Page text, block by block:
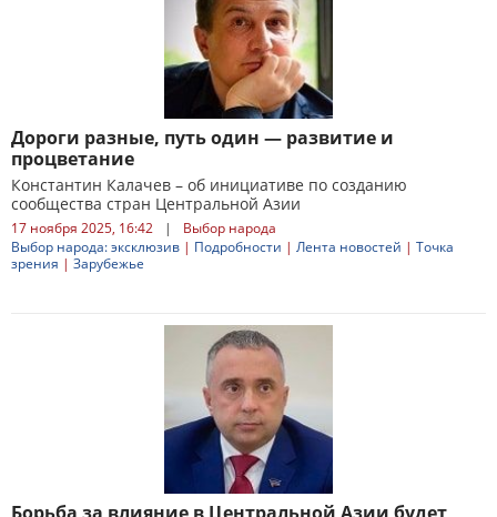
Дороги разные, путь один — развитие и
процветание
Константин Калачев – об инициативе по созданию
сообщества стран Центральной Азии
17 ноября 2025, 16:42 |
Выбор народа
Выбор народа: эксклюзив | Подробности | Лента новостей | Точка
зрения | Зарубежье